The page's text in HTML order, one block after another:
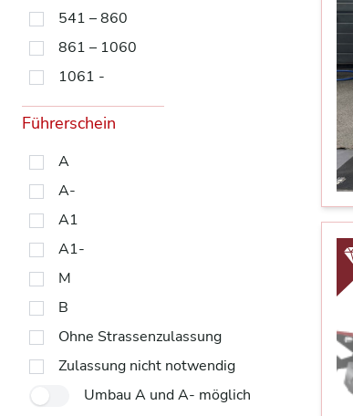
541 – 860
861 – 1060
1061 -
Führerschein
A
A-
A1
A1-
M
B
Ohne Strassenzulassung
Zulassung nicht notwendig
Umbau A und A- möglich